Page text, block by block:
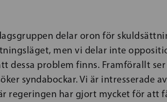
delar oron för
men vi delar inte
dessa problem finns. Framförallt
syndabockar. Vi är intresserade
regeringen har gjort mycket för att